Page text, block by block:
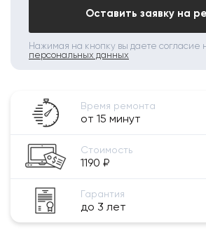
Оставить заявку на
Нажимая на кнопку вы даете согласие
персональных данных
Время ремонта
от 15 минут
Стоимость
1190 ₽
Гарантия
до 3 лет